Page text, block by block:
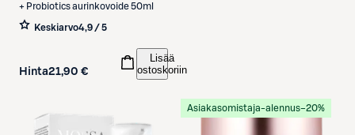
+ Probiotics aurinkovoide 50ml
Keskiarvo4,9 / 5
Hinta21,90 €
Lisää
ostoskoriin
Asiakasomistaja-alennus−20%